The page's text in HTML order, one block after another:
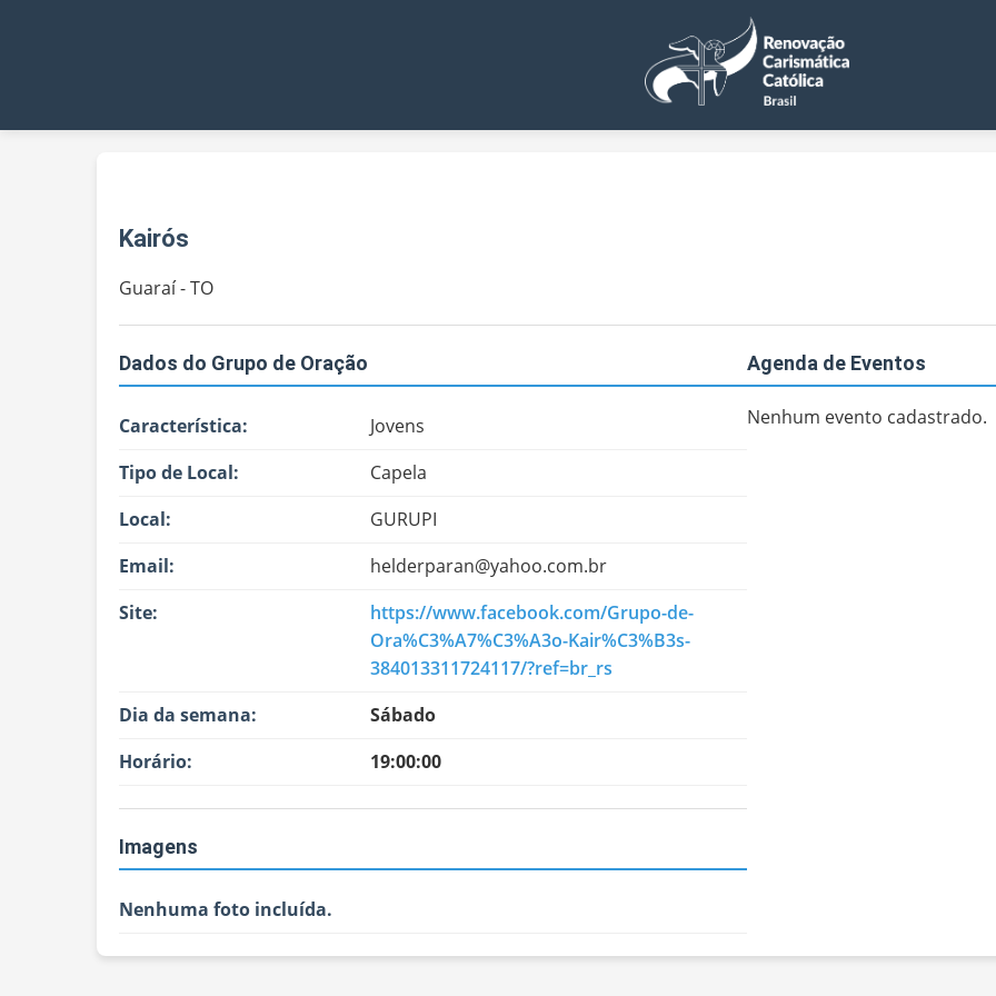
Kairós
Guaraí - TO
Dados do Grupo de Oração
Característica:
Jovens
Tipo de Local:
Capela
Local:
GURUPI
Email:
helderparan@yahoo.com.br
Site:
https://www.facebook.com/Grupo-de-
Ora%C3%A7%C3%A3o-Kair%C3%B3s-
384013311724117/?ref=br_rs
Dia da semana:
Sábado
Horário:
19:00:00
Imagens
Nenhuma foto incluída.
Agenda de Eventos
Nenhum evento cadastrado.